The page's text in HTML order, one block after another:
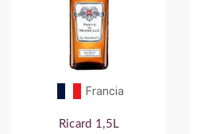
Francia
Ricard 1,5L